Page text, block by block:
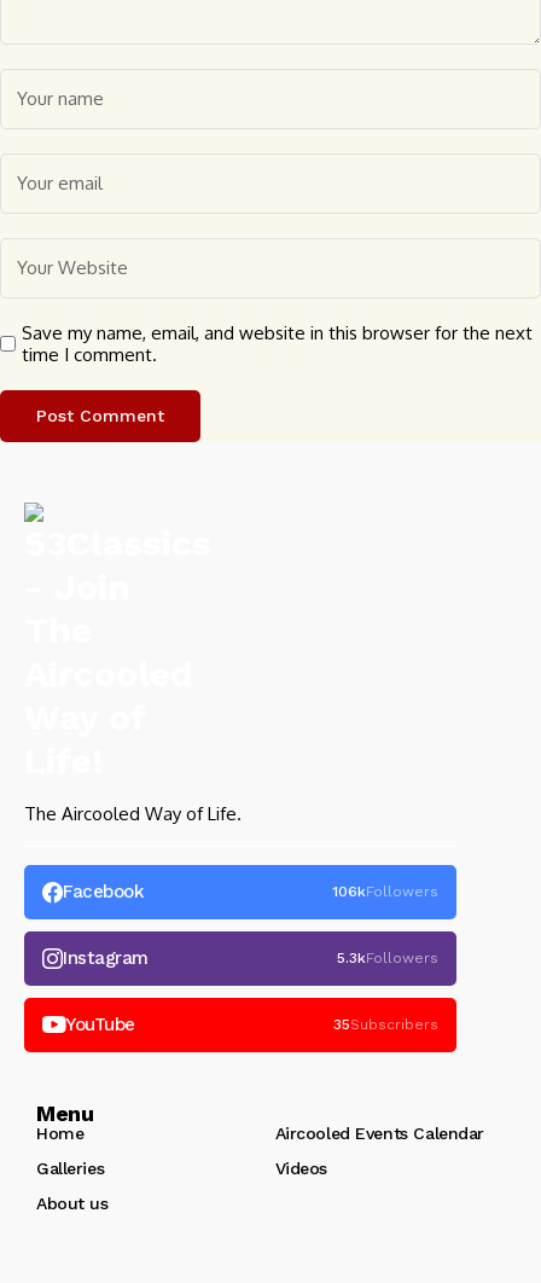
Save my name, email, and website in this browser for the next
time I comment.
The Aircooled Way of Life.
Facebook 106kFollowers
Instagram 5.3kFollowers
YouTube 35Subscribers
Menu
Home
Aircooled Events Calendar
Galleries
Videos
About us